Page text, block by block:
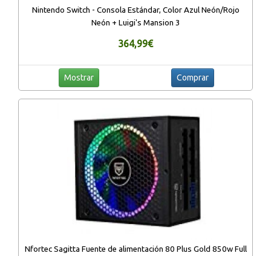
Nintendo Switch - Consola Estándar, Color Azul Neón/Rojo
Neón + Luigi's Mansion 3
364,99€
Mostrar Comprar
Nfortec Sagitta Fuente de alimentación 80 Plus Gold 850w Full